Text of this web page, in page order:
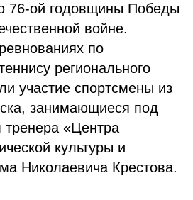
76-ой годовщины Победы
войне.
по
регионального
участие спортсмены из
занимающиеся под
тренера «Центра
культуры и
Николаевича Крестова.